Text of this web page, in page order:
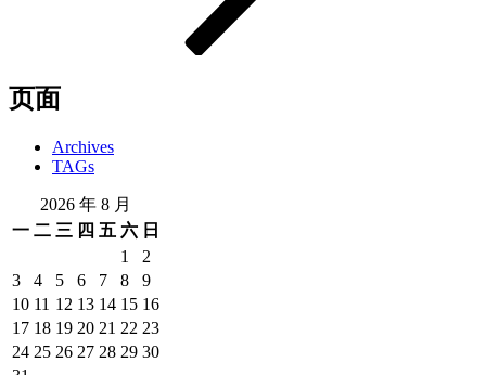
页面
Archives
TAGs
2026 年 8 月
一 二 三 四 五 六 日
1
2
3
4 5 6 7 8
9
10 11 12 13 14 15 16
17 18 19 20 21 22 23
24 25 26 27 28 29 30